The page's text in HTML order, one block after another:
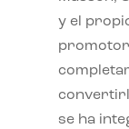
y el
se ha